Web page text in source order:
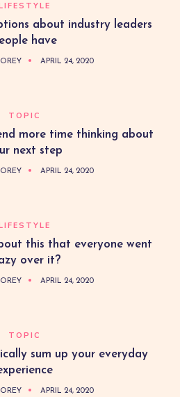
about industry leaders
have
APRIL 24, 2020
TOPIC
more time thinking about
next step
APRIL 24, 2020
this that everyone went
over it?
APRIL 24, 2020
TOPIC
sum up your everyday
APRIL 24, 2020